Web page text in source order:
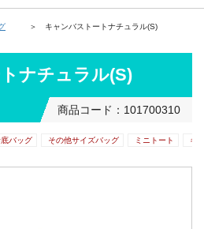
キャンバストートナチュラル(S)
ナチュラル(S)
商品コード：101700310
バッグ その他サイズバッグ ミニトート キ